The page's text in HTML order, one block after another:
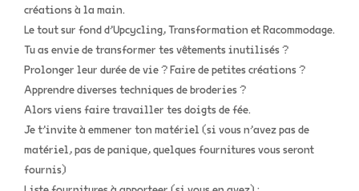
créations à la main.
Le tout sur fond d’Upcycling, Transformation et Racommodage.
Tu as envie de transformer tes vêtements inutilisés ?
Prolonger leur durée de vie ? Faire de petites créations ?
Apprendre diverses techniques de broderies ?
Alors viens faire travailler tes doigts de fée.
Je t’invite à emmener ton matériel (si vous n’avez pas de
matériel, pas de panique, quelques fournitures vous seront
fournis)